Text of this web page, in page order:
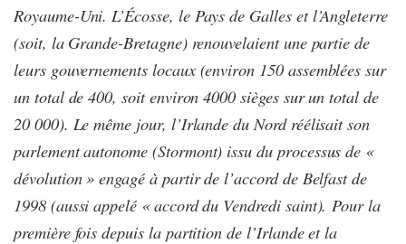
Royaume-Uni. L’Écosse, le Pays de Galles et l’Angleterre
(soit, la Grande-Bretagne) renouvelaient une partie de
leurs gouvernements locaux (environ 150 assemblées sur
un total de 400, soit environ 4000 sièges sur un total de
20 000). Le même jour, l’Irlande du Nord réélisait son
parlement autonome (Stormont) issu du processus de «
dévolution » engagé à partir de l’accord de Belfast de
1998 (aussi appelé « accord du Vendredi saint). Pour la
première fois depuis la partition de l’Irlande et la